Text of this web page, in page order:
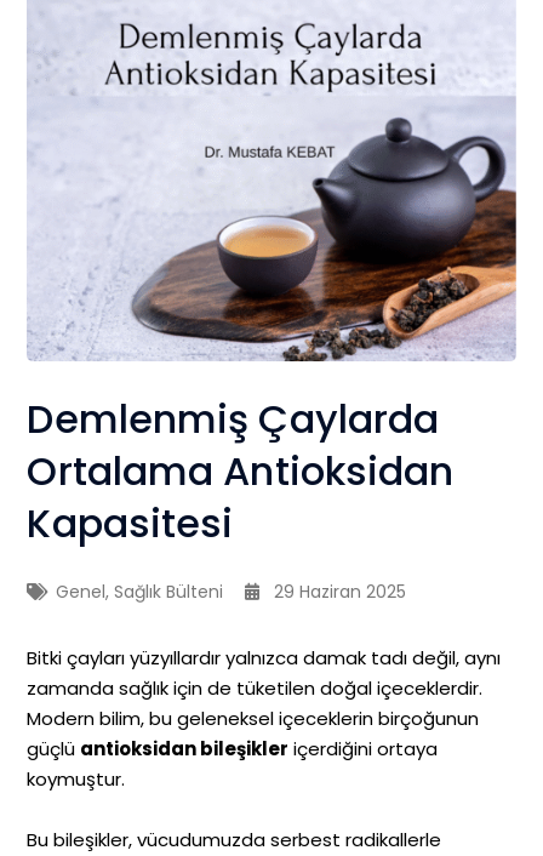
Demlenmiş Çaylarda
Ortalama Antioksidan
Kapasitesi
Genel,Sağlık Bülteni 29 Haziran 2025
Bitki çayları yüzyıllardır yalnızca damak tadı değil, aynı
zamanda sağlık için de tüketilen doğal içeceklerdir.
Modern bilim, bu geleneksel içeceklerin birçoğunun
güçlü antioksidan bileşikler içerdiğini ortaya
koymuştur.
Bu bileşikler, vücudumuzda serbest radikallerle